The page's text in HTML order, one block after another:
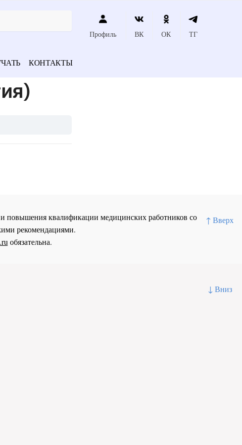
↑ Вверх
↓ Вниз
Профиль ВК ОК ТГ
КОНТАКТЫ
и повышения квалификации медицинских работников со
рекомендациями.
обязательна.